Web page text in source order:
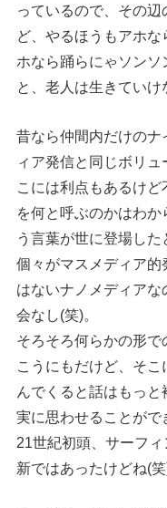
っているので、その
ど、やるほうもアホ
ホなら踊らにゃソン
と、老人は生きていけ
昔なら仲間内だけの
ィア発信と同じボリ
こには利点もあるけ
を何と呼ぶのかはわ
う言葉が世に登場した
個々がマスメディア
はないナノメディア
会なし(笑)。
そろそろ何らかの形
こうにもだけど、そこ
んでくると話はもっ
実に思わせることがで
21世紀初頭、サーフ
新ではあったけどね(笑)